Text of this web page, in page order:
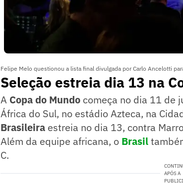
Felipe Melo questionou a lista final divulgada por Carlo Ancelotti
Seleção estreia dia 13 na
A Copa do Mundo começa no dia 11 de
África do Sul, no estádio Azteca, na
Brasileira estreia no dia 13, contra
Além da equipe africana, o Brasil
C.
APÓS A